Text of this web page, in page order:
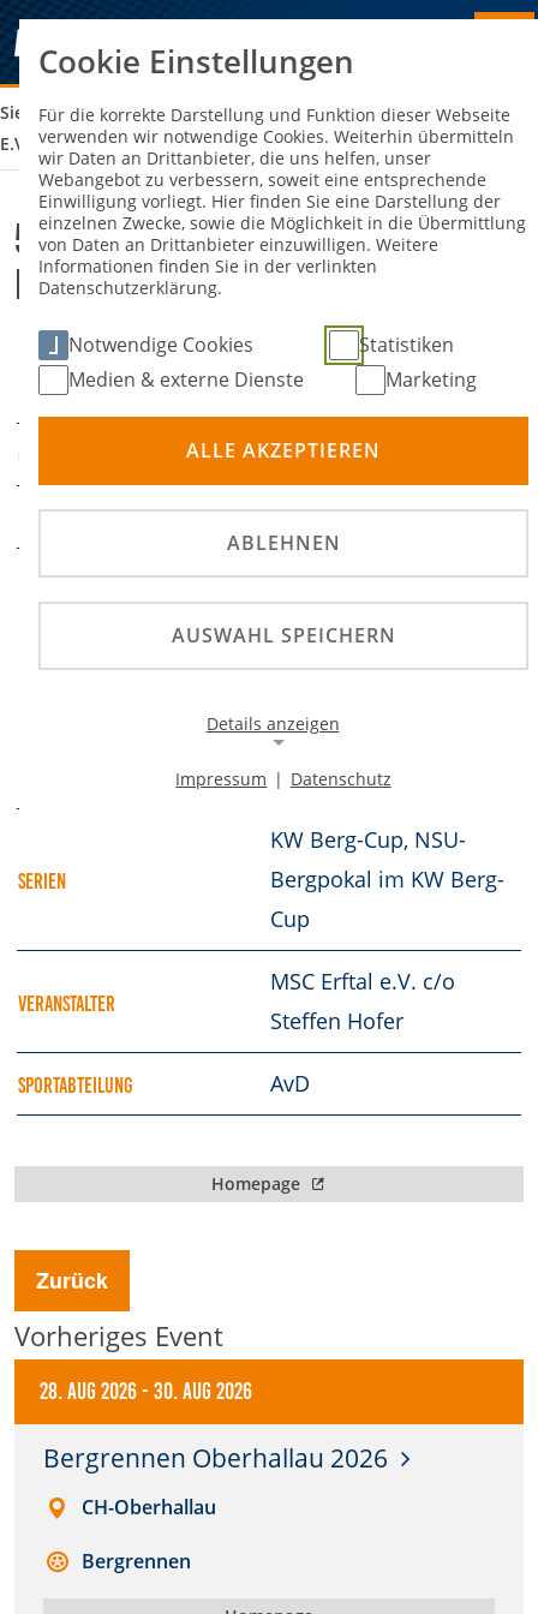
Sie sind hier: 57. BERGRENNEN EICHENBÜHL DES MSC ERFTAL
E.V. IM AVD
57. Bergrennen Eichenbühl des
MSC Erftal e.V. im AvD
DATUM
11. September 2026
September 2026
ORT Eichenbühl
DISZIPLIN Bergrennen
Deutsche Automobil-
Meisterschaft -
Sportwagen
SERIEN
KW Berg-Cup, NSU-
Bergpokal im KW Berg-
Cup
VERANSTALTER
MSC Erftal e.V. c/o
Steffen Hofer
SPORTABTEILUNG AvD
Homepage
Zurück
Vorheriges Event
28. Aug 2026-30. Aug 2026
Bergrennen Oberhallau 2026
CH-Oberhallau
Bergrennen
Cookie Einstellungen
Für die korrekte Darstellung und Funktion dieser Webseite
verwenden wir notwendige Cookies. Weiterhin übermitteln
wir Daten an Drittanbieter, die uns helfen, unser
Webangebot zu verbessern, soweit eine entsprechende
Einwilligung vorliegt. Hier finden Sie eine Darstellung der
einzelnen Zwecke, sowie die Möglichkeit in die Übermittlung
von Daten an Drittanbieter einzuwilligen. Weitere
Informationen finden Sie in der verlinkten
Datenschutzerklärung.
Notwendige Cookies
Statistiken
Medien & externe Dienste
Marketing
ALLE AKZEPTIEREN
ABLEHNEN
AUSWAHL SPEICHERN
Details anzeigen
Notwendige Cookies ermöglichen die Kernfunktionalität
einer Website. Sie helfen dabei, die Website nutzbar zu
machen, indem sie grundlegende Funktionen
ermöglichen. Ohne diese Cookies kann die Website nicht
gw-cookie-bgimage
Anbieter:
Zweck:
verwendeten Hintergrundbildern der Website.
24 Stunden
Name:
cookie_consent
Anbieter:
Impressum | Datenschutz